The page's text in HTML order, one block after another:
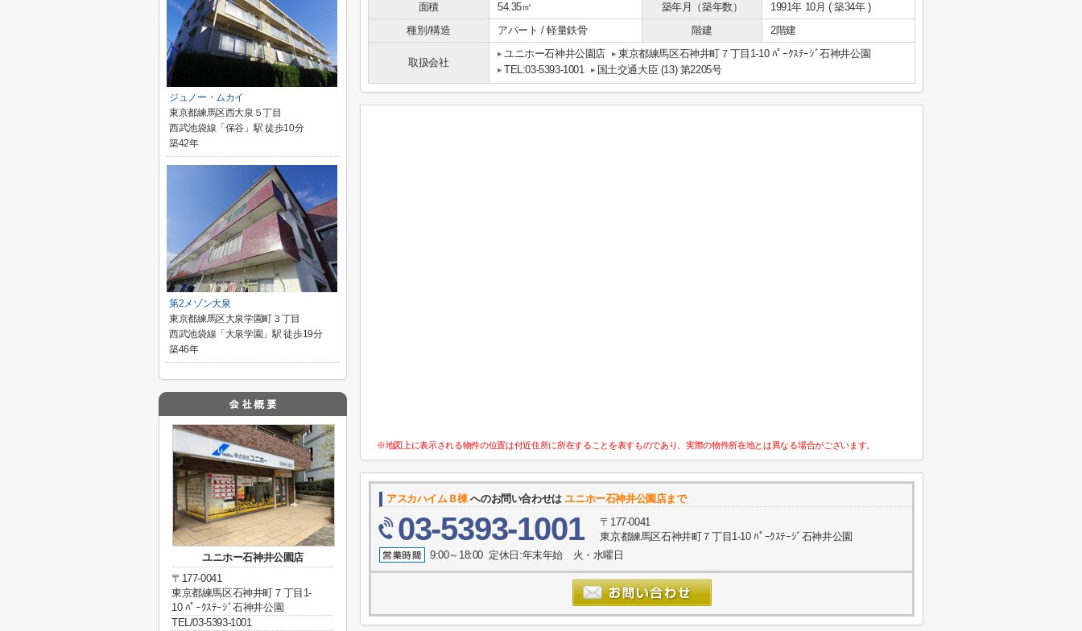
面積
54.35㎡ 築年月（築年数）
1991年 10月 ( 築34年 )
種別/構造
アパート / 軽量鉄骨 階建 2階建
取扱会社
ユニホー石神井公園店
東京都練馬区石神井町７丁目1-10 ﾊﾟｰｸｽﾃｰｼﾞ石神井公園
TEL:03-5393-1001
国土交通大臣 (13) 第2205号
※地図上に表示される物件の位置は付近住所に所在することを表すものであり、実際の物件所在地とは異なる場合がございます。
アスカハイムＢ棟へのお問い合わせはユニホー石神井公園店まで
03-5393-1001
〒177-0041
東京都練馬区石神井町７丁目1-10 ﾊﾟｰｸｽﾃｰｼﾞ石神井公園
9:00～18:00 定休日:年末年始 火・水曜日
ジュノー・ムカイ
東京都練馬区西大泉５丁目
西武池袋線「保谷」駅 徒歩10分
築42年
第2メゾン大泉
東京都練馬区大泉学園町３丁目
西武池袋線「大泉学園」駅 徒歩19分
築46年
ユニホー石神井公園店
〒177-0041
東京都練馬区石神井町７丁目1-
10 ﾊﾟｰｸｽﾃｰｼﾞ石神井公園
TEL/03-5393-1001